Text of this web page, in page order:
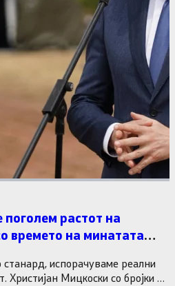
растот на
времето на минатата
испорачуваме реални
Христијан Мицкоски со бројки и